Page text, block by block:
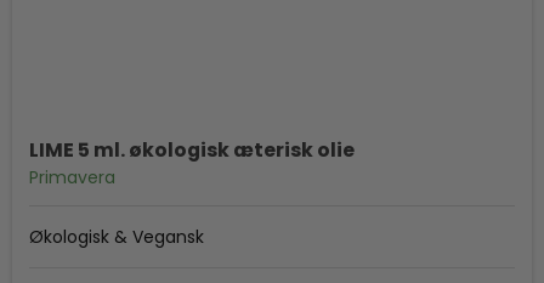
LIME 5 ml. økologisk æterisk olie
Primavera
Økologisk & Vegansk